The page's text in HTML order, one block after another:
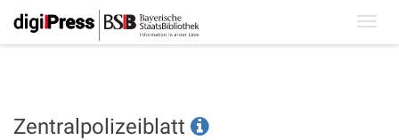
Zentralpolizeiblatt